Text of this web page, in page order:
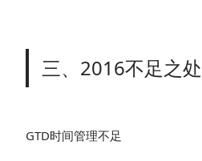
三、2016不足之处
GTD时间管理不足